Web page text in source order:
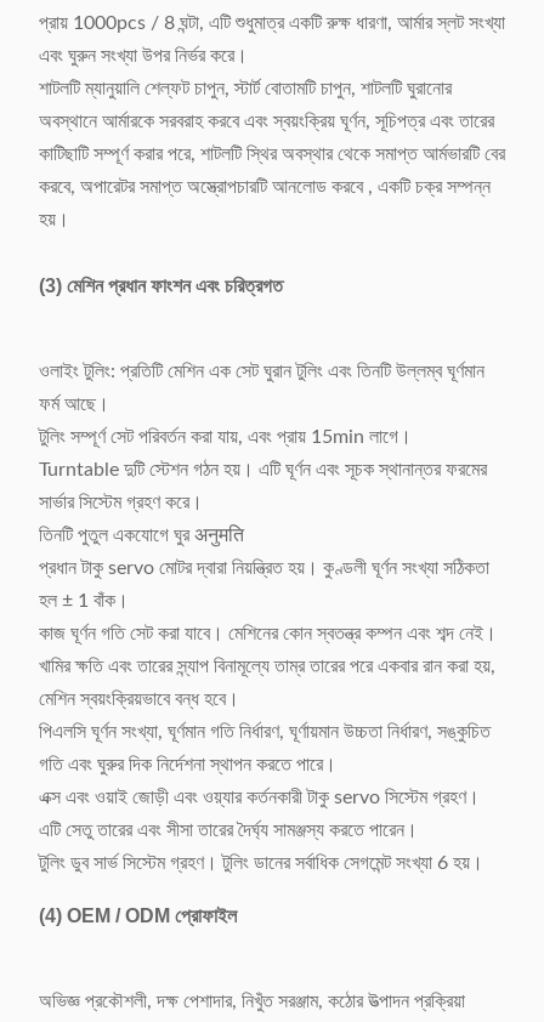
প্রায় 1000pcs / 8 ঘন্টা, এটি শুধুমাত্র একটি রুক্ষ ধারণা, আর্মার স্লট সংখ্যা
এবং ঘুরুন সংখ্যা উপর নির্ভর করে।
শাটলটি ম্যানুয়ালি শেল্ফট চাপুন, স্টার্ট বোতামটি চাপুন, শাটলটি ঘুরানোর
অবস্থানে আর্মারকে সরবরাহ করবে এবং স্বয়ংক্রিয় ঘূর্ণন, সূচিপত্র এবং তারের
কাটিছাটি সম্পূর্ণ করার পরে, শাটলটি স্থির অবস্থার থেকে সমাপ্ত আর্মভারটি বের
করবে, অপারেটর সমাপ্ত অস্ত্রোপচারটি আনলোড করবে , একটি চক্র সম্পন্ন
হয়।
(3) মেশিন প্রধান ফাংশন এবং চরিত্রগত
ওলাইং টুলিং: প্রতিটি মেশিন এক সেট ঘুরান টুলিং এবং তিনটি উল্লম্ব ঘূর্ণমান
ফর্ম আছে।
টুলিং সম্পূর্ণ সেট পরিবর্তন করা যায়, এবং প্রায় 15min লাগে।
Turntable দুটি স্টেশন গঠন হয়। এটি ঘূর্ণন এবং সূচক স্থানান্তর ফরমের
সার্ভার সিস্টেম গ্রহণ করে।
তিনটি পুতুল একযোগে ঘুর अनुमति
প্রধান টাকু servo মোটর দ্বারা নিয়ন্ত্রিত হয়। কুণ্ডলী ঘূর্ণন সংখ্যা সঠিকতা
হল ± 1 বাঁক।
কাজ ঘূর্ণন গতি সেট করা যাবে। মেশিনের কোন স্বতন্ত্র কম্পন এবং শব্দ নেই।
খামির ক্ষতি এবং তারের স্ন্যাপ বিনামূল্যে তাম্র তারের পরে একবার রান করা হয়,
মেশিন স্বয়ংক্রিয়ভাবে বন্ধ হবে।
পিএলসি ঘূর্ণন সংখ্যা, ঘূর্ণমান গতি নির্ধারণ, ঘূর্ণায়মান উচ্চতা নির্ধারণ, সঙ্কুচিত
গতি এবং ঘুরুর দিক নির্দেশনা স্থাপন করতে পারে।
এক্স এবং ওয়াই জোড়ী এবং ওয়্যার কর্তনকারী টাকু servo সিস্টেম গ্রহণ।
এটি সেতু তারের এবং সীসা তারের দৈর্ঘ্য সামঞ্জস্য করতে পারেন।
টুলিং ডুব সার্ভ সিস্টেম গ্রহণ। টুলিং ডানের সর্বাধিক সেগমেন্ট সংখ্যা 6 হয়।
(4) OEM / ODM প্রোফাইল
অভিজ্ঞ প্রকৌশলী, দক্ষ পেশাদার, নিখুঁত সরঞ্জাম, কঠোর উত্পাদন প্রক্রিয়া